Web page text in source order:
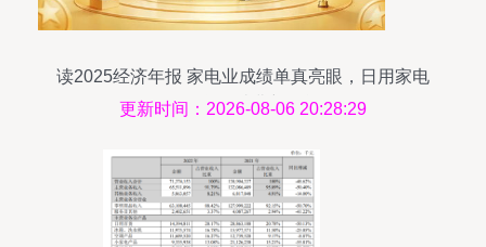
读2025经济年报 家电业成绩单真亮眼，日用家电
零售释放消费新动能
更新时间：2026-08-06 20:28:29